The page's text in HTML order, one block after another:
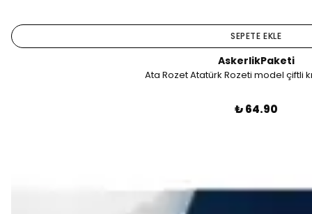
SEPETE EKLE
AskerlikPaketi
Ata Rozet Atatürk Rozeti model çiftli
₺ 64.90